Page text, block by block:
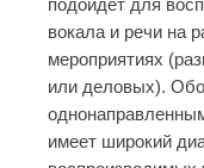
подойдет для
вокала и речи на
мероприятиях
или деловых).
имеет широкий